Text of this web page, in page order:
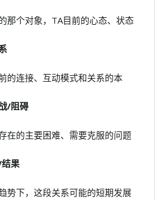
那个对象，TA目前的心态、状态
的连接、互动模式和关系的本
/阻碍
在的主要困难、需要克服的问题
果
势下，这段关系可能的短期发展